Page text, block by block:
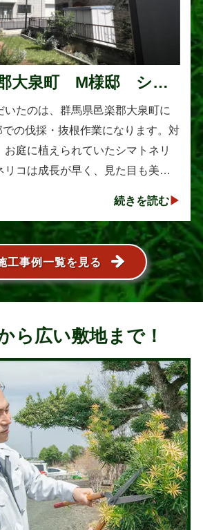
大泉町 M様邸 シマ
採と抜根作業
いたのは、群馬県邑楽郡大泉町に
の伐採・抜根作業になります。対
庭に植えられていたシマトネリ
リコは成長が早く、見た目も美し
続きを読む
工事例一覧を見る
ら広い敷地まで！